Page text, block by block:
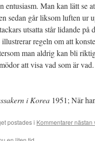
entusiasm. Man kan lätt se
sedan går liksom luften ur
utsatta står lidande
illustrerar regeln om att
man aldrig kan bli
att visa vad som är vad.
i Korea 1951; När
postades i Kommentarer nästan